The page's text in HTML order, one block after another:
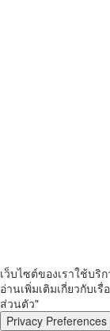
เว็บไซต์ของเราใช้บ
อ่านเพิ่มเติมเกี่ยวกับเ
ส่วนตัว"
Privacy Preferences